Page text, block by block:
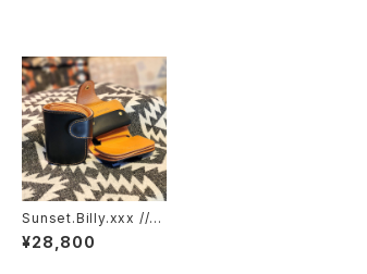
Sunset.Billy.xxx // J
ACK.RIDE.SSW
¥28,800